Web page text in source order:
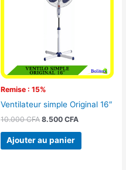
Remise : 15%
Ventilateur simple Original 16″
10.000CFA
10.000 CFA.
8.500 CFA
Ajouter au panier